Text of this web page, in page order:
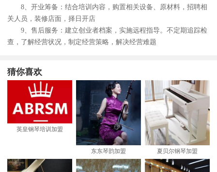
8、开业筹备：结合培训内容，购置相关设备、原材料，招聘相
关人员，装修店面，择日开店
9、售后服务：建立创业者档案，实施远程指导。不定期追踪检
查，了解经营状况，制定经营策略，解决经营难题
猜你喜欢
英皇钢琴培训加盟
东东琴韵加盟 夏贝尔钢琴加盟